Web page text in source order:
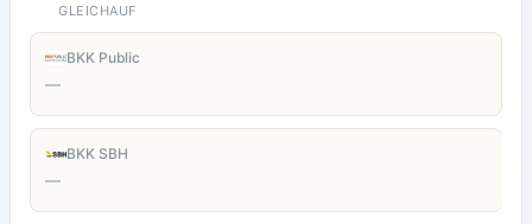
GLEICHAUF
BKK Public
—
BKK SBH
—